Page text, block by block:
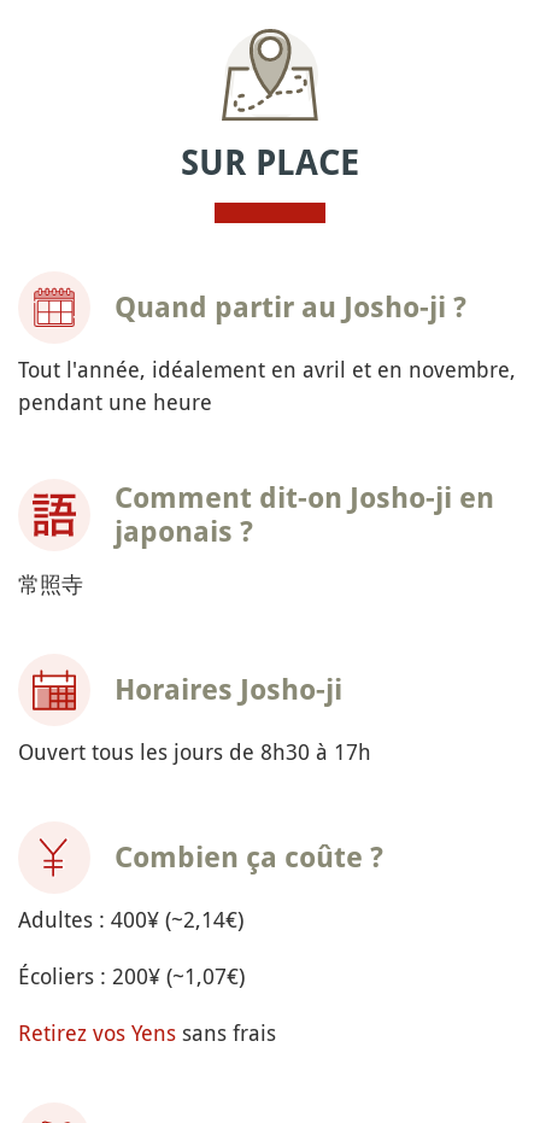
SUR PLACE
Quand partir au Josho-ji ?
Tout l'année, idéalement en avril et en novembre,
pendant une heure
Comment dit-on Josho-ji en
japonais ?
常照寺
Horaires Josho-ji
Ouvert tous les jours de 8h30 à 17h
Combien ça coûte ?
Adultes : 400¥ (~2,14€)
Écoliers : 200¥ (~1,07€)
Retirez vos Yens sans frais